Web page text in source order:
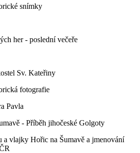
snímky
her - poslední večeře
Sv. Kateřiny
fotografie
Pavla
- Příběh jihočeské Golgoty
a vlajky Hořic na Šumavě a jmenování